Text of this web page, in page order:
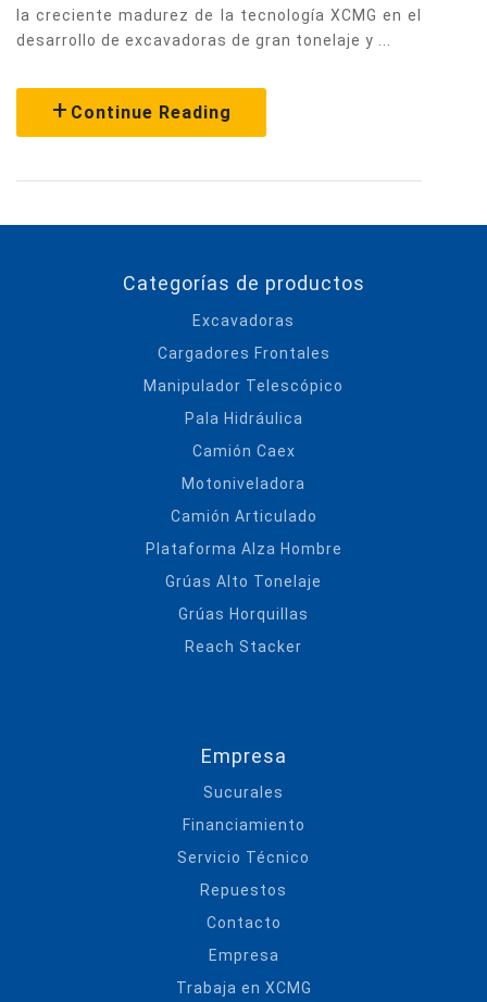
la creciente madurez de la tecnología XCMG en el
desarrollo de excavadoras de gran tonelaje y ...
Continue Reading
Categorías de productos
Excavadoras
Cargadores Frontales
Manipulador Telescópico
Pala Hidráulica
Camión Caex
Motoniveladora
Camión Articulado
Plataforma Alza Hombre
Grúas Alto Tonelaje
Grúas Horquillas
Reach Stacker
Empresa
Sucurales
Financiamiento
Servicio Técnico
Repuestos
Contacto
Empresa
Trabaja en XCMG